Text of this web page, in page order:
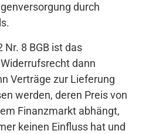
durch
Nr. 8 BGB ist das
dann
Verträge zur Lieferung
werden, deren Preis von
Finanzmarkt abhängt,
keinen Einfluss hat und